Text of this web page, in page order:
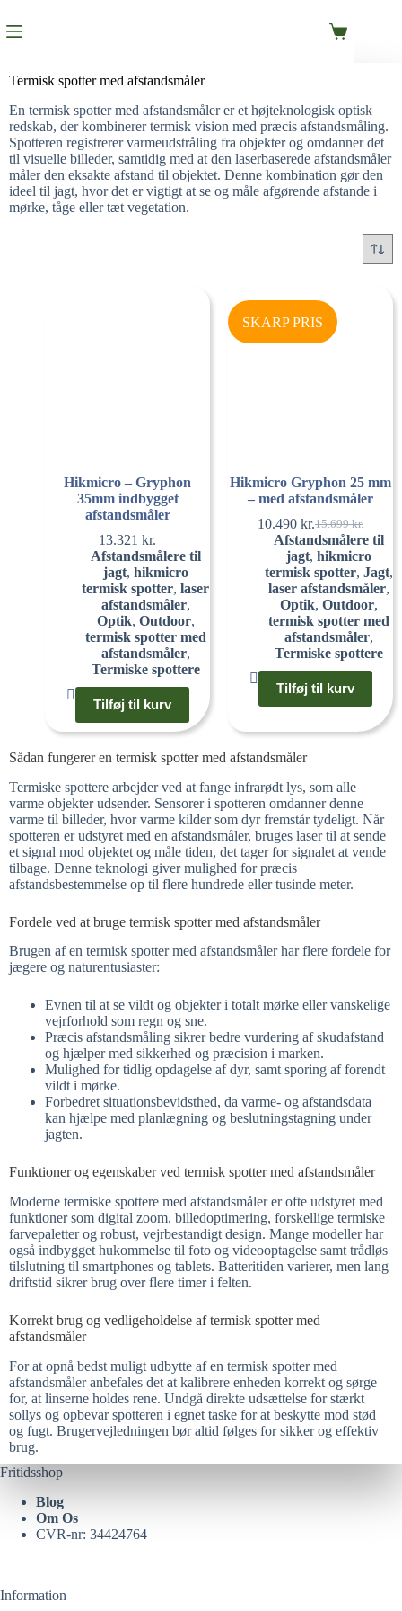
Termisk spotter med afstandsmåler
En termisk spotter med afstandsmåler er et højteknologisk optisk
redskab, der kombinerer termisk vision med præcis afstandsmåling.
Spotteren registrerer varmeudstråling fra objekter og omdanner det
til visuelle billeder, samtidig med at den laserbaserede afstandsmåler
måler den eksakte afstand til objektet. Denne kombination gør den
ideel til jagt, hvor det er vigtigt at se og måle afgørende afstande i
mørke, tåge eller tæt vegetation.
Hikmicro – Gryphon
35mm indbygget
afstandsmåler
13.321 kr.
Afstandsmålere til
jagt, hikmicro
termisk spotter, laser
afstandsmåler,
Optik, Outdoor,
termisk spotter med
afstandsmåler,
Termiske spottere
Tilføj til kurv
SKARP PRIS
Hikmicro Gryphon 25 mm
– med afstandsmåler
15.699kr.
10.490 kr.
Afstandsmålere til
jagt, hikmicro
termisk spotter, Jagt,
laser afstandsmåler,
Optik, Outdoor,
termisk spotter med
afstandsmåler,
Termiske spottere
Tilføj til kurv
Sådan fungerer en termisk spotter med afstandsmåler
Termiske spottere arbejder ved at fange infrarødt lys, som alle
varme objekter udsender. Sensorer i spotteren omdanner denne
varme til billeder, hvor varme kilder som dyr fremstår tydeligt. Når
spotteren er udstyret med en afstandsmåler, bruges laser til at sende
et signal mod objektet og måle tiden, det tager for signalet at vende
tilbage. Denne teknologi giver mulighed for præcis
afstandsbestemmelse op til flere hundrede eller tusinde meter.​
Fordele ved at bruge termisk spotter med afstandsmåler
Brugen af en termisk spotter med afstandsmåler har flere fordele for
jægere og naturentusiaster:
Evnen til at se vildt og objekter i totalt mørke eller vanskelige
vejrforhold som regn og sne.​
Præcis afstandsmåling sikrer bedre vurdering af skudafstand
og hjælper med sikkerhed og præcision i marken.​
Mulighed for tidlig opdagelse af dyr, samt sporing af forendt
vildt i mørke.​
Forbedret situationsbevidsthed, da varme- og afstandsdata
kan hjælpe med planlægning og beslutningstagning under
jagten.
Funktioner og egenskaber ved termisk spotter med afstandsmåler
Moderne termiske spottere med afstandsmåler er ofte udstyret med
funktioner som digital zoom, billedoptimering, forskellige termiske
farvepaletter og robust, vejrbestandigt design. Mange modeller har
også indbygget hukommelse til foto og videooptagelse samt trådløs
tilslutning til smartphones og tablets. Batteritiden varierer, men lang
driftstid sikrer brug over flere timer i felten.
Korrekt brug og vedligeholdelse af termisk spotter med
afstandsmåler
For at opnå bedst muligt udbytte af en termisk spotter med
afstandsmåler anbefales det at kalibrere enheden korrekt og sørge
for, at linserne holdes rene. Undgå direkte udsættelse for stærkt
sollys og opbevar spotteren i egnet taske for at beskytte mod stød
og fugt. Brugervejledningen bør altid følges for sikker og effektiv
brug.​
Fritidsshop
Blog
Om Os
CVR-nr: 34424764
Information